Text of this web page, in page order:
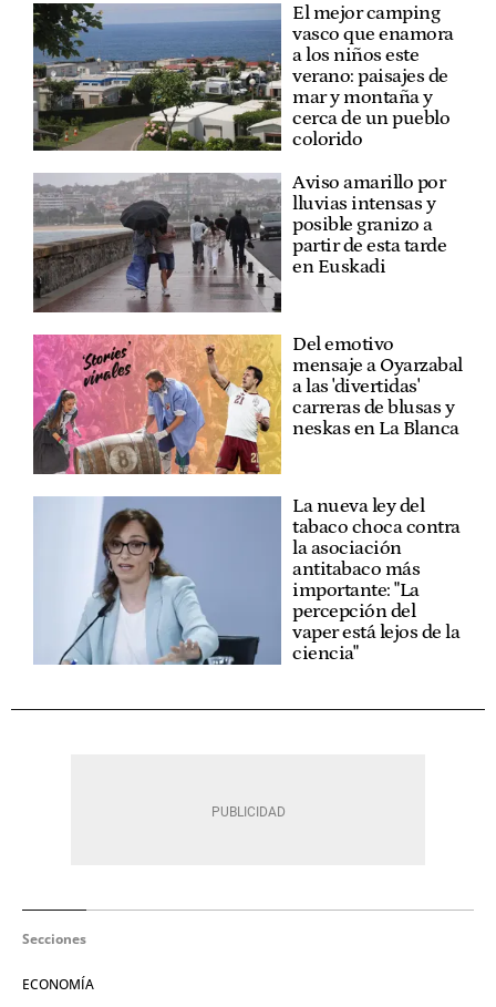
El mejor camping
vasco que enamora
a los niños este
verano: paisajes de
mar y montaña y
cerca de un pueblo
colorido
Aviso amarillo por
lluvias intensas y
posible granizo a
partir de esta tarde
en Euskadi
Del emotivo
mensaje a Oyarzabal
a las 'divertidas'
carreras de blusas y
neskas en La Blanca
La nueva ley del
tabaco choca contra
la asociación
antitabaco más
importante: "La
percepción del
vaper está lejos de la
ciencia"
Secciones
ECONOMÍA